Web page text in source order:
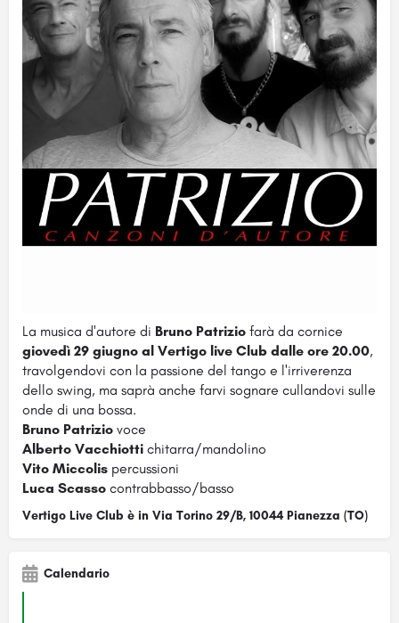
La musica d'autore di Bruno Patrizio farà da cornice
giovedì 29 giugno al Vertigo live Club dalle ore 20.00,
travolgendovi con la passione del tango e l'irriverenza
dello swing, ma saprà anche farvi sognare cullandovi sulle
onde di una bossa.
Bruno Patrizio voce
Alberto Vacchiotti chitarra/mandolino
Vito Miccolis percussioni
Luca Scasso contrabbasso/basso
Vertigo Live Club è in Via Torino 29/B, 10044 Pianezza (TO)
Calendario